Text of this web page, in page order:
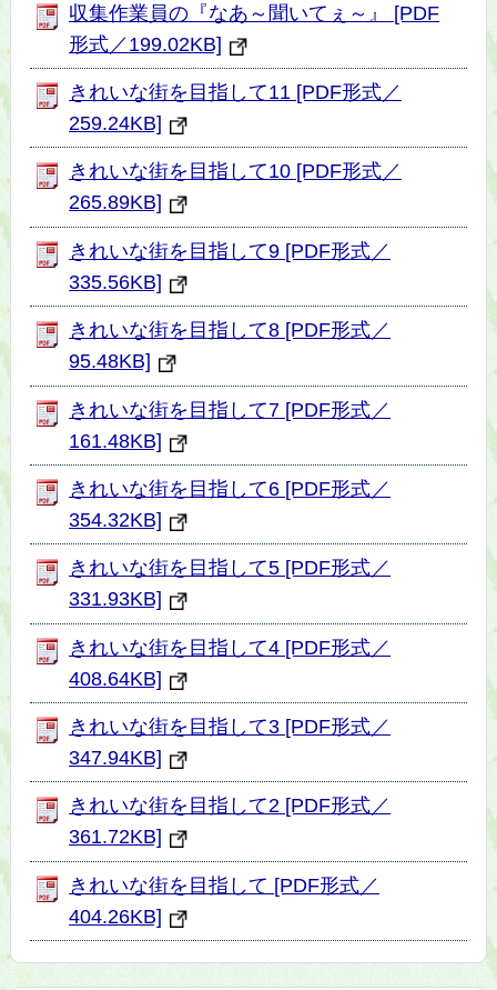
収集作業員の『なあ～聞いてぇ～』 [PDF
形式／199.02KB]
きれいな街を目指して11 [PDF形式／
259.24KB]
きれいな街を目指して10 [PDF形式／
265.89KB]
きれいな街を目指して9 [PDF形式／
335.56KB]
きれいな街を目指して8 [PDF形式／
95.48KB]
きれいな街を目指して7 [PDF形式／
161.48KB]
きれいな街を目指して6 [PDF形式／
354.32KB]
きれいな街を目指して5 [PDF形式／
331.93KB]
きれいな街を目指して4 [PDF形式／
408.64KB]
きれいな街を目指して3 [PDF形式／
347.94KB]
きれいな街を目指して2 [PDF形式／
361.72KB]
きれいな街を目指して [PDF形式／
404.26KB]